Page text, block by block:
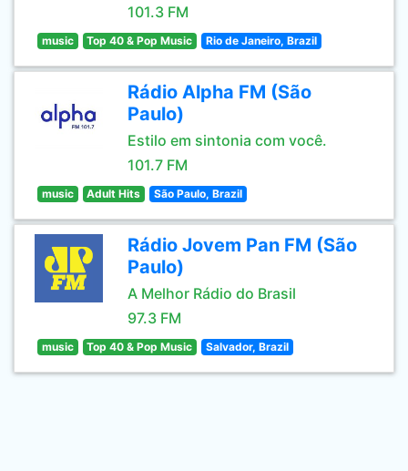
101.3 FM
music Top 40 & Pop Music Rio de Janeiro, Brazil
Rádio Alpha FM (São
Paulo)
Estilo em sintonia com você.
101.7 FM
music Adult Hits São Paulo, Brazil
Rádio Jovem Pan FM (São
Paulo)
A Melhor Rádio do Brasil
97.3 FM
music Top 40 & Pop Music Salvador, Brazil